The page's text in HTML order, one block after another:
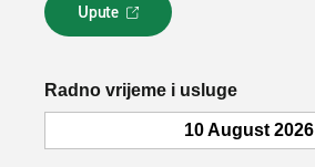
Upute
L
i
k
o
Radno vrijeme i usluge
10 August 2026